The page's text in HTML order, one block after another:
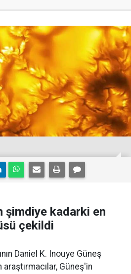
şimdiye kadarki en
çekildi
Daniel K. Inouye Güneş
Güneş'in